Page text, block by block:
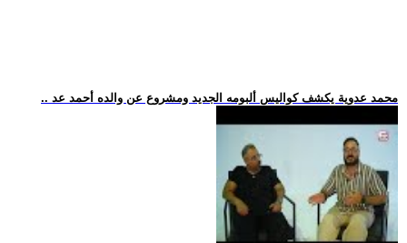
.. محمد عدوية يكشف كواليس ألبومه الجديد ومشروع عن والده أحمد عد